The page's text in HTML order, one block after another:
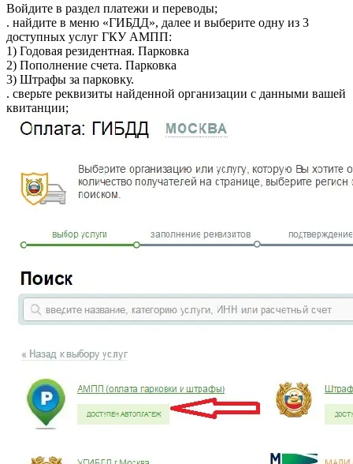
Войдите в раздел платежи и переводы;
. найдите в меню «ГИБДД», далее и выберите одну из 3
доступных услуг ГКУ АМПП:
1) Годовая резидентная. Парковка
2) Пополнение счета. Парковка
3) Штрафы за парковку.
. сверьте реквизиты найденной организации с данными вашей
квитанции;